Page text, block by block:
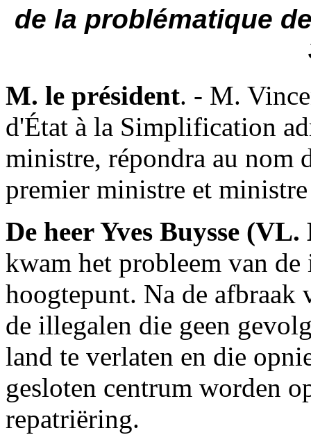
de la problématique
M. le président. - M.
d'État à la Simplification
ministre, répondra au nom
premier ministre et
De heer Yves Buysse
kwam het probleem van
hoogtepunt. Na de afbraak
de illegalen die geen
land te verlaten en die
gesloten centrum worden
repatriëring.